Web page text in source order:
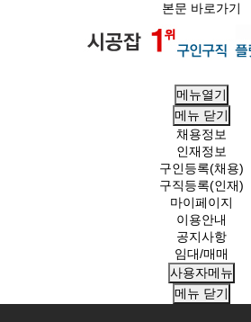
본문 바로가기
메뉴열기
메뉴 닫기
채용정보
인재정보
구인등록(채용)
구직등록(인재)
마이페이지
이용안내
공지사항
임대/매매
사용자메뉴
메뉴 닫기